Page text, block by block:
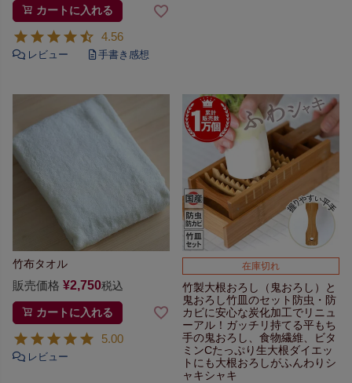
カートに入れる
4.56
竹布タオル
販売価格 ¥2,750税込
カートに入れる
5.00
在庫切れ
竹製大根おろし（鬼おろし）と
鬼おろし竹皿のセット 防虫・防
カビに安心な炭化加工でリニュ
ーアル！ ガッチリ持てる平もち
手の鬼おろし、 食物繊維、ビタ
ミンCたっぷり生大根ダイエッ
トにも大根おろしがふんわりシ
ャキシャキ